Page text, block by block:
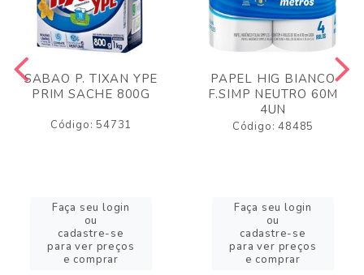
SABAO P. TIXAN YPE
PRIM SACHE 800G
Código: 54731
Faça seu login
ou
cadastre-se
para ver preços
e comprar
PAPEL HIG BIANCO
F.SIMP NEUTRO 60M
4UN
Código: 48485
Faça seu login
ou
cadastre-se
para ver preços
e comprar